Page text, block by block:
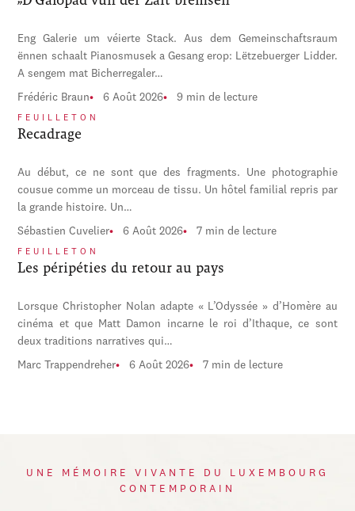
Eng Galerie um véierte Stack. Aus dem Gemeinschaftsraum
ënnen schaalt Pianosmusek a Gesang erop: Lëtzebuerger Lidder.
A sengem mat Bicherregaler…
Frédéric Braun 6 Août 2026 9 min de lecture
FEUILLETON
Recadrage
Au début, ce ne sont que des fragments. Une photographie
cousue comme un morceau de tissu. Un hôtel familial repris par
la grande histoire. Un…
Sébastien Cuvelier 6 Août 2026 7 min de lecture
FEUILLETON
Les péripéties du retour au pays
Lorsque Christopher Nolan adapte « L’Odyssée » d’Homère au
cinéma et que Matt Damon incarne le roi d’Ithaque, ce sont
deux traditions narratives qui…
Marc Trappendreher 6 Août 2026 7 min de lecture
UNE MÉMOIRE VIVANTE DU LUXEMBOURG
CONTEMPORAIN